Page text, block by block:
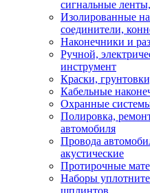
сигнальные
Изолированные
соединители,
Наконечники и
Ручной,
инструмент
Краски,
Кабельные
Охранные
Полировка,
автомобиля
Провода
акустические
Протирочные
Наборы
шплинтов